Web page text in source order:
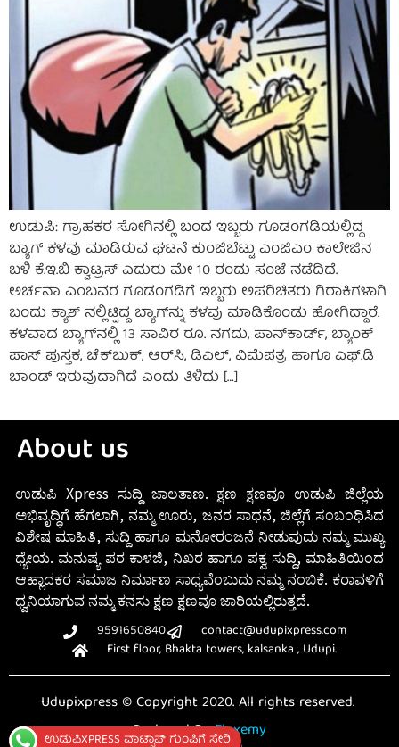
ಉಡುಪಿ: ಗ್ರಾಹಕರ ಸೋಗಿನಲ್ಲಿ ಬಂದ ಇಬ್ಬರು ಗೂಡಂಗಡಿಯಲ್ಲಿದ್ದ
ಬ್ಯಾಗ್ ಕಳವು ಮಾಡಿರುವ ಘಟನೆ ಕುಂಜಿಬೆಟ್ಟು ಎಂಜಿಎಂ ಕಾಲೇಜಿನ
ಬಳಿ ಕೆ.ಇ.ಬಿ ಕ್ವಾಟ್ರಸ್ ಎದುರು ಮೇ 10 ರಂದು ಸಂಜೆ ನಡೆದಿದೆ.
ಅರ್ಚನಾ ಎಂಬವರ ಗೂಡಂಗಡಿಗೆ ಇಬ್ಬರು ಅಪರಿಚಿತರು ಗಿರಾಕಿಗಳಾಗಿ
ಬಂದು ಕ್ಯಾಶ್‌ ನಲ್ಲಿಟ್ಟಿದ್ದ ಬ್ಯಾಗ್‌ನ್ನು ಕಳವು ಮಾಡಿಕೊಂಡು ಹೋಗಿದ್ದಾರೆ.
ಕಳವಾದ ಬ್ಯಾಗ್‌ನಲ್ಲಿ 13 ಸಾವಿರ ರೂ. ನಗದು, ಪಾನ್‌ಕಾರ್ಡ್, ಬ್ಯಾಂಕ್
ಪಾಸ್ ಪುಸ್ತಕ, ಚೆಕ್‌ಬುಕ್, ಆರ್‌ಸಿ, ಡಿಎಲ್, ವಿಮೆಪತ್ರ ಹಾಗೂ ಎಫ್.ಡಿ
ಬಾಂಡ್ ಇರುವುದಾಗಿದೆ ಎಂದು ತಿಳಿದು […]
ಉಡುಪಿXPRESS ವಾಟ್ಸಾಪ್ ಗುಂಪಿಗೆ ಸೇರಿ
About us
ಉಡುಪಿ Xpress ಸುದ್ದಿ ಜಾಲತಾಣ. ಕ್ಷಣ ಕ್ಷಣವೂ ಉಡುಪಿ ಜಿಲ್ಲೆಯ
ಅಭಿವೃದ್ಧಿಗೆ ಹೆಗಲಾಗಿ, ನಮ್ಮ ಊರು, ಜನರ ಸಾಧನೆ, ಜಿಲ್ಲೆಗೆ ಸಂಬಂಧಿಸಿದ
ವಿಶೇಷ ಮಾಹಿತಿ, ಸುದ್ದಿ ಹಾಗೂ ಮನೋರಂಜನೆ ನೀಡುವುದು ನಮ್ಮ ಮುಖ್ಯ
ಧ್ಯೇಯ. ಮನುಷ್ಯ ಪರ ಕಾಳಜಿ, ನಿಖರ ಹಾಗೂ ಪಕ್ವ ಸುದ್ದಿ, ಮಾಹಿತಿಯಿಂದ
ಆಹ್ಲಾದಕರ ಸಮಾಜ ನಿರ್ಮಾಣ ಸಾಧ್ಯವೆಂಬುದು ನಮ್ಮ ನಂಬಿಕೆ. ಕರಾವಳಿಗೆ
ಧ್ವನಿಯಾಗುವ ನಮ್ಮ ಕನಸು ಕ್ಷಣ ಕ್ಷಣವೂ ಜಾರಿಯಲ್ಲಿರುತ್ತದೆ.
9591650840
contact@udupixpress.com
First floor, Bhakta towers, kalsanka , Udupi.
Udupixpress © Copyright 2020. All rights reserved.
Designed ByFluxemy